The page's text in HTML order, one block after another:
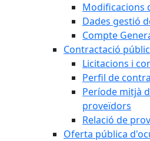
Modificacions
Dades gestió
Compte
Contractació
Licitacions i
Perfil de
Període mitjà
proveïdors
Relació de
Oferta pública